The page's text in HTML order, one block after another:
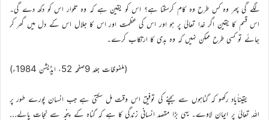
لگے گی پھر وہ کس طرح وہ کام کرسکتا ہے؟ اس کو یقین ہے کہ وہ تلوار اس کو دکھ دے گی۔
اس قسم کا یقین اگر خدا تعالیٰ پر ہو اور اس کی عظمت اور اس کا جلال اس کے دل میں گھر کر
جائے تو کسی طرح ممکن نہیں کہ وہ بدی کا ارتکاب کرے۔
(ملفوظات جلد 9صفحہ 52، ایڈیشن 1984ء)
یقیناًیاد رکھو کہ گناہوں سے بچنے کی توفیق اس وقت مل سکتی ہے جب انسان پورے طور پر
اللہ تعالیٰ پر ایمان لاوے۔ یہی بڑا مقصد انسانی زندگی کا ہے کہ گناہ کے پنجہ سے نجات پالے…